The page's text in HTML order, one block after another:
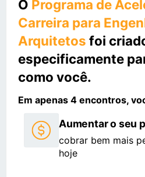
O Programa de
Carreira para
Arquitetos foi
especificamente
como você.
Em apenas 4 encontros,
Aumentar o seu
cobrar bem mais
hoje